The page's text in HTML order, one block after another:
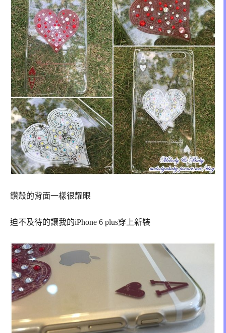
鑽殼的背面一樣很耀眼
迫不及待的讓我的iPhone 6 plus穿上新裝